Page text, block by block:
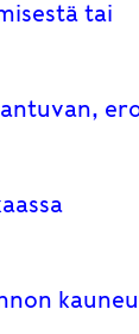
tai